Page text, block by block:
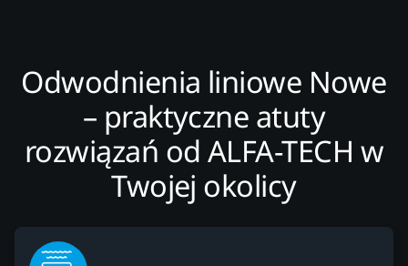
Odwodnienia liniowe Nowe
– praktyczne atuty
rozwiązań od ALFA-TECH w
Twojej okolicy